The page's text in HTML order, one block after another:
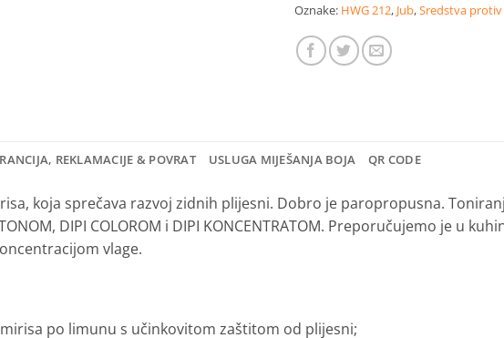
Oznake: HWG 212, Jub,Sredstva
REKLAMACIJE & POVRAT USLUGA MIJEŠANJA BOJA QR CODE
koja sprečava razvoj zidnih plijesni. Dobro je paropropusna.
DIPI COLOROM i DIPI KONCENTRATOM. Preporučujemo je u
vlage.
po limunu s učinkovitom zaštitom od plijesni;